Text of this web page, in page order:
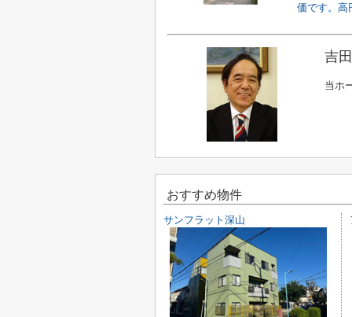
価です。高
吉
当ホ
おすすめ物件
サンフラット深山